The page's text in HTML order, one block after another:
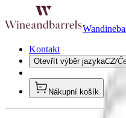
Kontakt
Otevřít výběr jazykaCZ/
Nákupní košík